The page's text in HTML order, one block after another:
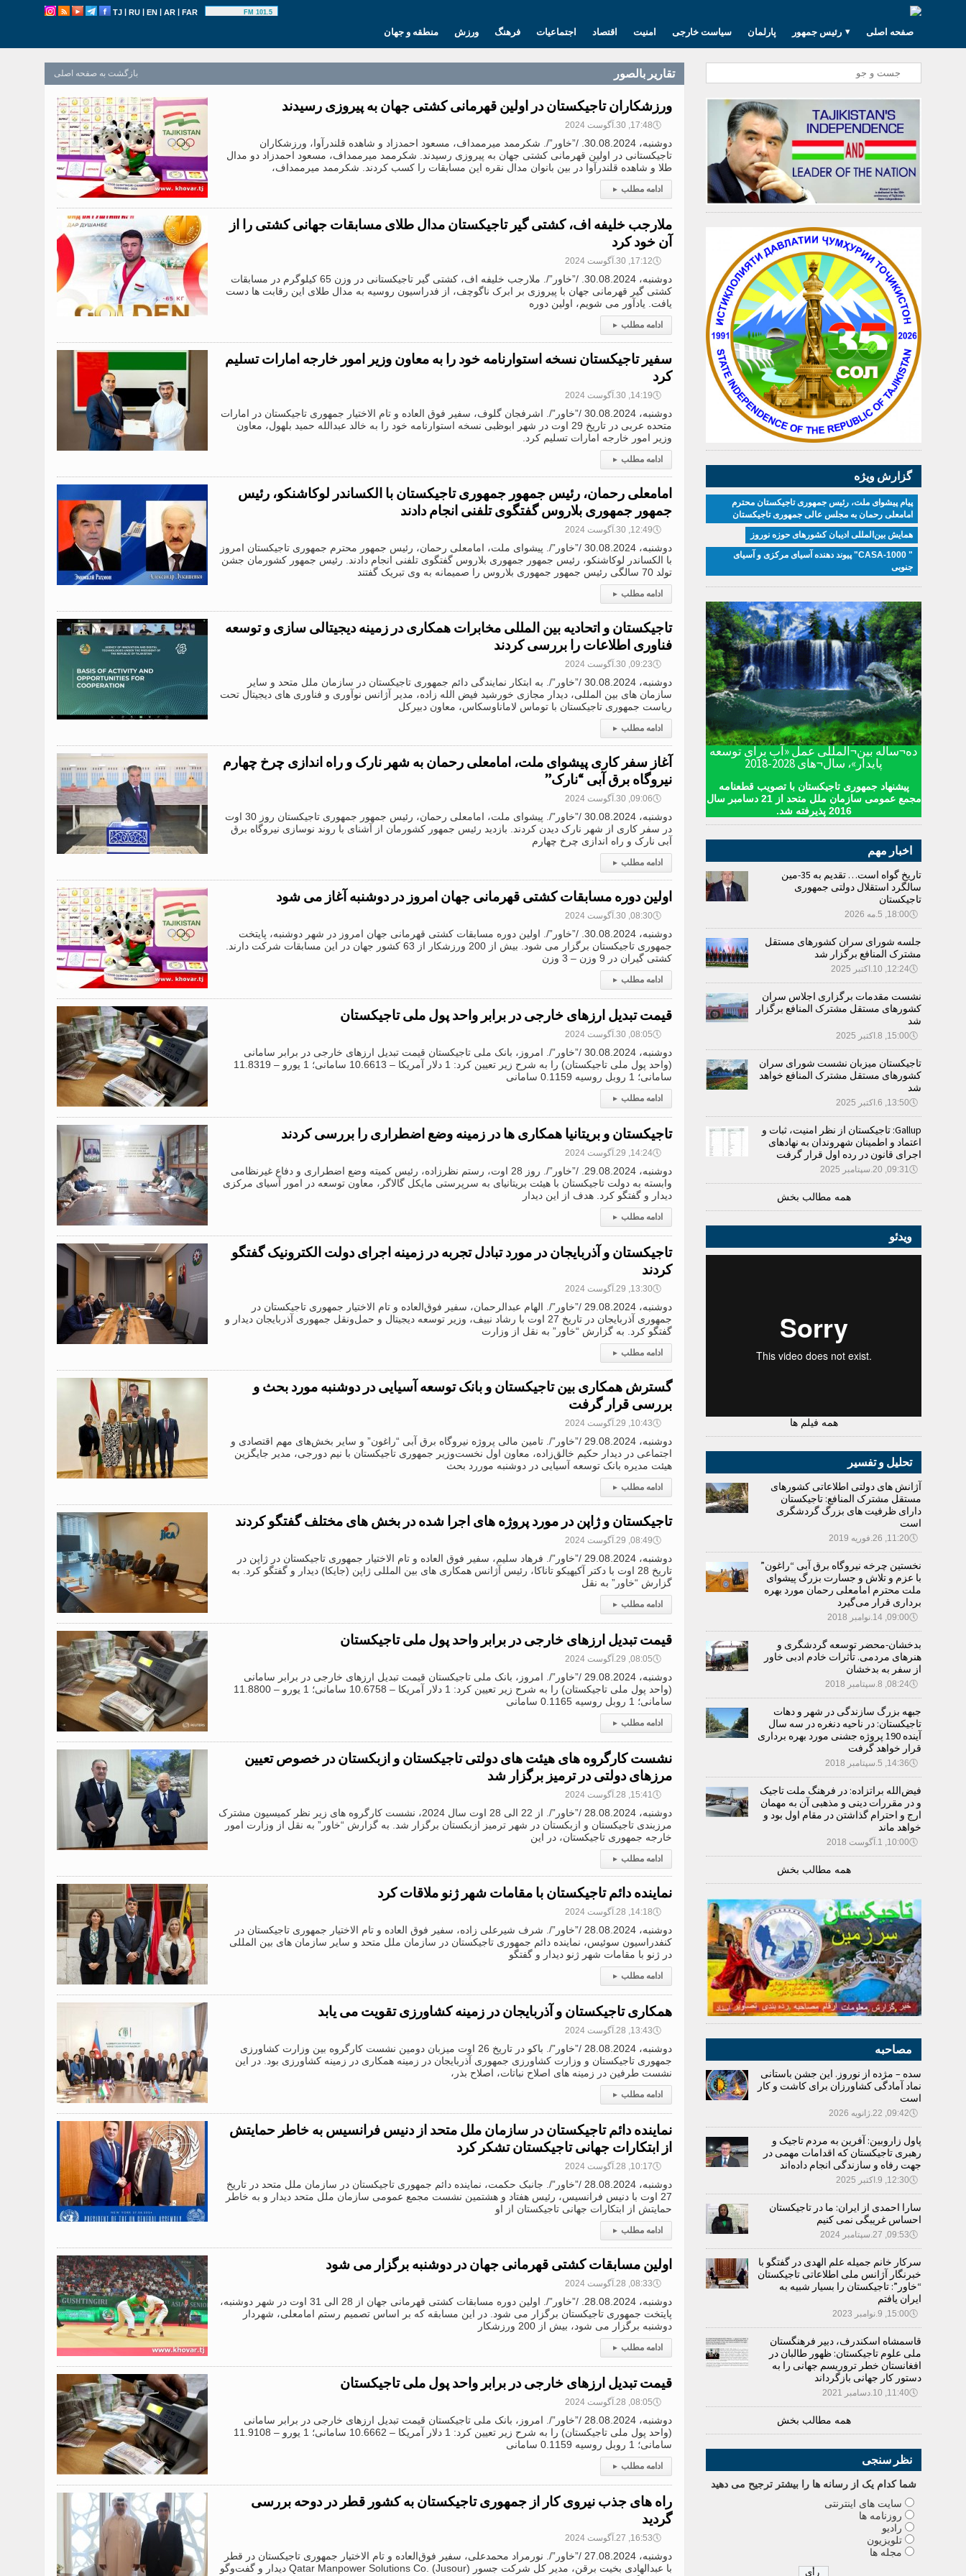
TJ | RU | EN | AR | FAR 101.5 FM
منطقه و جهان ورزش فرهنگ اجتماعیات اقتصاد امنیت سیاست خارجی پارلمان رئیس جمهور صفحه اصلی
بازگشت به صفحه اصلی تقارير بالصور
ورزشکاران تاجیکستان در اولین قهرمانی کشتی جهان به پیروزی رسیدند
🕔17:48, 30.آگوست 2024
دوشنبه، 30.08.2024. /”خاور”/. شکرممد میرممداف، مسعود احمدزاد و شاهده قلندرآوا، ورزشکاران
تاجیکستانی در اولین قهرمانی کشتی جهان به پیروزی رسیدند. شکرممد میرممداف، مسعود احمدزاد دو مدال
طلا و شاهده قلندرآوا در بین بانوان مدال نقره این مسابقات را کسب کردند. شکرممد میرممداف،
ادامه مطلب ▸
ملارجب خلیفه اف، کشتی گیر تاجیکستان مدال طلای مسابقات جهانی کشتی را از
آن خود کرد
🕔17:12, 30.آگوست 2024
دوشنبه، 30.08.2024. /”خاور”/. ملارجب خلیفه اف، کشتی گیر تاجیکستانی در وزن 65 کیلوگرم در مسابقات
کشتی گیر قهرمانی جهان با پیروزی بر ابرک ناگوچف، از فدراسیون روسیه به مدال طلای این رقابت ها دست
یافت. یادآور می شویم، اولین دوره
ادامه مطلب ▸
سفیر تاجیکستان نسخه استوارنامه خود را به معاون وزیر امور خارجه امارات تسلیم
کرد
🕔14:19, 30.آگوست 2024
دوشنبه، 30.08.2024 /”خاور”/. اشرفجان گلوف، سفیر فوق العاده و تام الاختیار جمهوری تاجیکستان در امارات
متحده عربی در تاریخ 29 اوت در شهر ابوظبی نسخه استوارنامه خود را به خالد عبدالله حمید بلهول، معاون
وزیر امور خارجه امارات تسلیم کرد.
ادامه مطلب ▸
امامعلی رحمان، رئیس جمهور جمهوری تاجیکستان با الکساندر لوکاشنکو، رئیس
جمهور جمهوری بلاروس گفتگوی تلفنی انجام دادند
🕔12:49, 30.آگوست 2024
دوشنبه، 30.08.2024 /”خاور”/. پیشوای ملت، امامعلی رحمان، رئیس جمهور محترم جمهوری تاجیکستان امروز
با الکساندر لوکاشنکو، رئیس جمهور جمهوری بلاروس گفتگوی تلفنی انجام دادند. رئیس جمهور کشورمان جشن
تولد 70 سالگی رئیس جمهور جمهوری بلاروس را صمیمانه به وی تبریک گفتند
ادامه مطلب ▸
تاجیکستان و اتحادیه بین المللی مخابرات همکاری در زمینه دیجیتالی سازی و توسعه
فناوری اطلاعات را بررسی کردند
🕔09:23, 30.آگوست 2024
دوشنبه، 30.08.2024 /”خاور”/. به ابتکار نمایندگی دائم جمهوری تاجیکستان در سازمان ملل متحد و سایر
سازمان های بین المللی، دیدار مجازی خورشید فیض الله زاده، مدیر آژانس نوآوری و فناوری های دیجیتال تحت
ریاست جمهوری تاجیکستان با توماس لاماناوسکاس، معاون دبیرکل
ادامه مطلب ▸
آغاز سفر کاری پیشوای ملت، امامعلی رحمان به شهر نارک و راه اندازی چرخ چهارم
نیروگاه برق آبی “نارک”
🕔09:06, 30.آگوست 2024
دوشنبه، 30.08.2024 /”خاور”/. پیشوای ملت، امامعلی رحمان، رئیس جمهور جمهوری تاجیکستان روز 30 اوت
در سفر کاری از شهر نارک دیدن کردند. بازدید رئیس جمهور کشورمان از آشنای با روند نوسازی نیروگاه برق
آبی نارک و راه اندازی چرخ چهارم
ادامه مطلب ▸
اولین دوره مسابقات کشتی قهرمانی جهان امروز در دوشنبه آغاز می شود
🕔08:30, 30.آگوست 2024
دوشنبه، 30.08.2024. /”خاور”/. اولین دوره مسابقات کشتی قهرمانی جهان امروز در شهر دوشنبه، پایتخت
جمهوری تاجیکستان برگزار می شود. بیش از 200 ورزشکار از 63 کشور جهان در این مسابقات شرکت دارند.
کشتی گیران در 9 وزن – 3 وزن
ادامه مطلب ▸
قیمت تبدیل ارزهای خارجی در برابر واحد پول ملی تاجیکستان
🕔08:05, 30.آگوست 2024
دوشنبه، 30.08.2024 /”خاور”/. امروز، بانک ملی تاجیکستان قیمت تبدیل ارزهای خارجی در برابر سامانی
(واحد پول ملی تاجیکستان) را به شرح زیر تعیین کرد: 1 دلار آمریکا – 10.6613 سامانی؛ 1 یورو – 11.8319
سامانی؛ 1 روبل روسیه 0.1159 سامانی
ادامه مطلب ▸
تاجیکستان و بریتانیا همکاری ها در زمینه وضع اضطراری را بررسی کردند
🕔14:24, 29.آگوست 2024
دوشنبه، 29.08.2024. /”خاور”/. روز 28 اوت، رستم نظرزاده، رئیس کمیته وضع اضطراری و دفاع غیرنظامی
وابسته به دولت تاجیکستان با هیئت بریتانیای به سرپرستی مایکل گالاگر، معاون توسعه در امور آسیای مرکزی
دیدار و گفتگو کرد. هدف از این دیدار
ادامه مطلب ▸
تاجیکستان و آذربایجان در مورد تبادل تجربه در زمینه اجرای دولت الکترونیک گفتگو
کردند
🕔13:30, 29.آگوست 2024
دوشنبه، 29.08.2024 /”خاور”/. الهام عبدالرحمان، سفیر فوق‌العاده و تام الاختیار جمهوری تاجیکستان در
جمهوری آذربایجان در تاریخ 27 اوت با رشاد نبیف، وزیر توسعه دیجیتال و حمل‌ونقل جمهوری آذربایجان دیدار و
گفتگو کرد. به گزارش “خاور” به نقل از وزارت
ادامه مطلب ▸
گسترش همکاری بین تاجیکستان و بانک توسعه آسیایی در دوشنبه مورد بحث و
بررسی قرار گرفت
🕔10:43, 29.آگوست 2024
دوشنبه، 29.08.2024 /”خاور”/. تامین مالی پروژه نیروگاه برق آبی “راغون” و سایر بخش‌های مهم اقتصادی و
اجتماعی در دیدار حکیم خالق‌زاده، معاون اول نخست‌وزیر جمهوری تاجیکستان با نیم دورجی، مدیر جایگزین
هیئت مدیره بانک توسعه آسیایی در دوشنبه موررد بحث
ادامه مطلب ▸
تاجیکستان و ژاپن در مورد پروژه های اجرا شده در بخش های مختلف گفتگو کردند
🕔08:49, 29.آگوست 2024
دوشنبه، 29.08.2024 /”خاور”/. فرهاد سلیم، سفیر فوق العاده و تام الاختیار جمهوری تاجیکستان در ژاپن در
تاریخ 28 اوت با دکتر آکیهیکو تاناکا، رئیس آژانس همکاری های بین المللی ژاپن (جایکا) دیدار و گفتگو کرد. به
گزارش “خاور” به نقل
ادامه مطلب ▸
قیمت تبدیل ارزهای خارجی در برابر واحد پول ملی تاجیکستان
🕔08:05, 29.آگوست 2024
دوشنبه، 29.08.2024 /”خاور”/. امروز، بانک ملی تاجیکستان قیمت تبدیل ارزهای خارجی در برابر سامانی
(واحد پول ملی تاجیکستان) را به شرح زیر تعیین کرد: 1 دلار آمریکا – 10.6758 سامانی؛ 1 یورو – 11.8800
سامانی؛ 1 روبل روسیه 0.1165 سامانی
ادامه مطلب ▸
نشست کارگروه های هیئت های دولتی تاجیکستان و ازبکستان در خصوص تعیین
مرزهای دولتی در ترمیز برگزار شد
🕔15:41, 28.آگوست 2024
دوشنبه، 28.08.2024 /”خاور”/. از 22 الی 28 اوت سال 2024، نشست کارگروه های زیر نظر کمیسیون مشترک
مرزبندی تاجیکستان و ازبکستان در شهر ترمیز ازبکستان برگزار شد. به گزارش “خاور” به نقل از وزارت امور
خارجه جمهوری تاجیکستان، در این
ادامه مطلب ▸
نماینده دائم تاجیکستان با مقامات شهر ژنو ملاقات کرد
🕔14:18, 28.آگوست 2024
دوشنبه، 28.08.2024 /”خاور”/. شرف شیرعلی زاده، سفیر فوق العاده و تام الاختیار جمهوری تاجیکستان در
کنفدراسیون سوئیس، نماینده دائم جمهوری تاجیکستان در سازمان ملل متحد و سایر سازمان های بین المللی
در ژنو با مقامات شهر ژنو دیدار و گفتگو
ادامه مطلب ▸
همکاری تاجیکستان و آذربایجان در زمینه کشاورزی تقویت می یابد
🕔13:43, 28.آگوست 2024
دوشنبه، 28.08.2024 /”خاور”/. باکو در تاریخ 26 اوت میزبان دومین نشست کارگروه بین وزارت کشاورزی
جمهوری تاجیکستان و وزارت کشاورزی جمهوری آذربایجان در زمینه همکاری در زمینه کشاورزی بود. در این
نشست طرفین در زمینه های اصلاح نباتات، اصلاح بذر،
ادامه مطلب ▸
نماینده دائم تاجیکستان در سازمان ملل متحد از دنیس فرانسیس به خاطر حمایتش
از ابتکارات جهانی تاجیکستان تشکر کرد
🕔10:17, 28.آگوست 2024
دوشنبه، 28.08.2024 /”خاور”/. جانبک حکمت، نماینده دائم جمهوری تاجیکستان در سازمان ملل متحد در تاریخ
27 اوت با دنیس فرانسیس، رئیس هفتاد و هشتمین نشست مجمع عمومی سازمان ملل متحد دیدار و به خاطر
حمایتش از ابتکارات جهانی تاجیکستان از او
ادامه مطلب ▸
اولین مسابقات کشتی قهرمانی جهان در دوشنبه برگزار می شود
🕔08:33, 28.آگوست 2024
دوشنبه، 28.08.2024. /”خاور”/. اولین دوره مسابقات کشتی قهرمانی جهان از 28 الی 31 اوت در شهر دوشنبه،
پایتخت جمهوری تاجیکستان برگزار می شود. در این مسابقه که بر اساس تصمیم رستم امامعلی، شهردار
دوشنبه برگزار می شود، بیش از 200 ورزشکار
ادامه مطلب ▸
قیمت تبدیل ارزهای خارجی در برابر واحد پول ملی تاجیکستان
🕔08:05, 28.آگوست 2024
دوشنبه، 28.08.2024 /”خاور”/. امروز، بانک ملی تاجیکستان قیمت تبدیل ارزهای خارجی در برابر سامانی
(واحد پول ملی تاجیکستان) را به شرح زیر تعیین کرد: 1 دلار آمریکا – 10.6662 سامانی؛ 1 یورو – 11.9108
سامانی؛ 1 روبل روسیه 0.1159 سامانی
ادامه مطلب ▸
راه های جذب نیروی کار از جمهوری تاجیکستان به کشور قطر در دوحه بررسی
گردید
🕔16:53, 27.آگوست 2024
دوشنبه، 27.08.2024 /”خاور”/. نورمراد محمدعلی، سفیر فوق‌العاده و تام الاختیار جمهوری تاجیکستان در قطر
با عبدالهادی بخیت برقن، مدیر کل شرکت جسور Qatar Manpower Solutions Co. (Jusour) دیدار و گفت‌وگو
گزارش ویژه
پیام پیشوای ملت، رئیس جمهوری تاجیکستان محترم
امامعلی رحمان به مجلس عالی جمهوری تاجیکستان
همایش بین‌المللی ادیبان کشور‌های حوزه نوروز
" CASA-1000" پیوند دهنده آسیای مرکزی و آسیای
جنوبی
ده¬ساله بین¬المللی عمل «آب برای توسعه
پایدار»، سال¬های 2028-2018
پیشنهاد جمهوری تاجیکستان با تصویب قطعنامه
مجمع عمومی سازمان ملل متحد از 21 دسامبر سال
2016 پذیرفته شد.
اخبار مهم
تاریخ گواه است… تقدیم به 35-مین
سالگرد استقلال دولتی جمهوری
تاجیکستان
🕔18:00, 5.مه 2026
جلسه شورای سران کشورهای مستقل
مشترک المنافع برگزار شد
🕔12:24, 10.اکتبر 2025
نشست مقدمات برگزاری اجلاس سران
کشورهای مستقل مشترک المنافع برگزار
شد
🕔15:00, 8.اکتبر 2025
تاجیکستان میزبان نشست شورای سران
کشورهای مستقل مشترک المنافع خواهد
شد
🕔13:50, 6.اکتبر 2025
Gallup: تاجیکستان از نظر امنیت، ثبات و
اعتماد و اطمینان شهروندان به نهادهای
اجرای قانون در رده اول قرار گرفت
🕔09:31, 20.سپتامبر 2025
همه مطالب بخش
ویدئو
همه فیلم ها
تحلیل و تفسیر
آژانش های دولتی اطلاعاتی کشورهای
مستقل مشترک المنافع: تاجیکستان
دارای ظرفیت های بزرگ گردشگری
است
🕔11:20, 26.فوریه 2019
نخستین چرخه نیروگاه برق آبی “راغون”
با عزم و تلاش و جسارت بزرگ پیشوای
ملت محترم امامعلی رحمان مورد بهره
برداری قرار می‌گیرد
🕔09:00, 14.نوامبر 2018
بدخشان-محضر توسعه گردشگری و
هنرهای مردمی. تأثرات خادم ادبی خاور
از سفر به بدخشان
🕔08:24, 8.سپتامبر 2018
جبهه بزرگ سازندگی در شهر و دهات
تاجیکستان: در ناحیه دنغره در سه سال
آینده 190 پروژه جشنی مورد بهره برداری
قرار خواهد گرفت
🕔14:36, 5.سپتامبر 2018
فیض‌الله براتزاده: در فرهنگ ملت تاجیک
و در مقررات دینی و مذهبی آن به مهمان
ارج و احترام گذاشتن در مقام اول بود و
خواهد ماند
🕔10:00, 1.آگوست 2018
همه مطالب بخش
مصاحبه
سده – مژده از نوروز. این جشن باستانی
نماد آمادگی کشاورزان برای کاشت و کار
است
🕔09:42, 22.ژانویه 2026
پاول زاروبین: آفرین به مردم تاجیک و
رهبری تاجیکستان که اقدامات مهمی در
جهت رفاه و سازندگی انجام داده‌اند
🕔12:30, 9.اکتبر 2025
سارا احمدی از ایران: ما در تاجیکستان
احساس غریبگی نمی کنیم
🕔09:53, 27.سپتامبر 2024
سرکار خانم جمیله علم الهدی در گفتگو با
خبرنگار آژانس ملی اطلاعاتی تاجیکستان
“خاور”: تاجیکستان را بسیار شبیه به
ایران یافتم
🕔15:00, 9.نوامبر 2023
قاسمشاه اسکندرف، دبیر فرهنگستان
ملی علوم تاجیکستان: ظهور طالبان در
افغانستان خطر تروریسم جهانی را به
دستور کار جهانی بازگرداند
🕔11:40, 10.دسامبر 2021
همه مطالب بخش
نظر سنجی
شما کدام يک از رسانه ها را بيشتر ترجيح می دهيد
سایت های اینترنتی
روزنامه ها
رادیو
تلویزیون
مجله ها